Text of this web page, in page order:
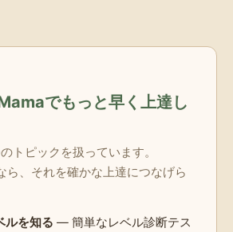
でもっと早く上達し
トピックを扱っています。
ら、それを確かな上達につなげら
ルを知る — 簡単なレベル診断テス